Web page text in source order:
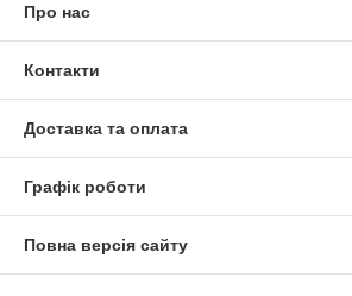
Про нас
Контакти
Доставка та оплата
Графік роботи
Повна версія сайту